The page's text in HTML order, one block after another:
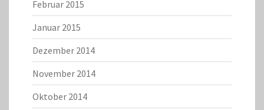
Februar 2015
Januar 2015
Dezember 2014
November 2014
Oktober 2014